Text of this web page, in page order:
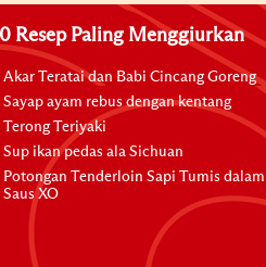
Resep Paling Menggiurkan
Akar Teratai dan Babi Cincang Goreng
Sayap ayam rebus dengan kentang
Terong Teriyaki
Sup ikan pedas ala Sichuan
Potongan Tenderloin Sapi Tumis dalam
Saus XO